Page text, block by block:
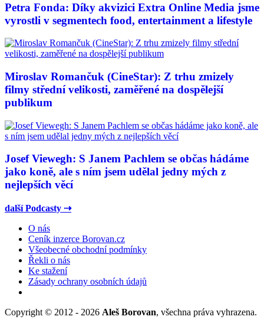
Petra Fonda: Díky akvizici Extra Online Media jsme
vyrostli v segmentech food, entertainment a lifestyle
Miroslav Romančuk (CineStar): Z trhu zmizely
filmy střední velikosti, zaměřené na dospělejší
publikum
Josef Viewegh: S Janem Pachlem se občas hádáme
jako koně, ale s ním jsem udělal jedny mých z
nejlepších věcí
další Podcasty ⇢
O nás
Ceník inzerce Borovan.cz
Všeobecné obchodní podmínky
Řekli o nás
Ke stažení
Zásady ochrany osobních údajů
Copyright © 2012 - 2026 Aleš Borovan, všechna práva vyhrazena.